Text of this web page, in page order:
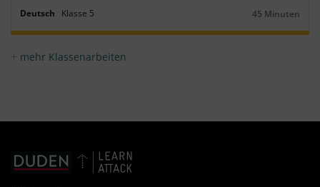
Deutsch Klasse 5
Dauer:
45 Minuten
mehr Klassenarbeiten